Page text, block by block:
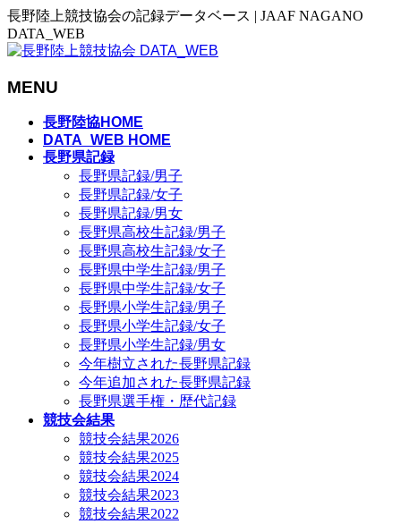
長野陸上競技協会の記録データベース | JAAF NAGANO
DATA_WEB
MENU
長野陸協HOME
DATA_WEB HOME
長野県記録
長野県記録/男子
長野県記録/女子
長野県記録/男女
長野県高校生記録/男子
長野県高校生記録/女子
長野県中学生記録/男子
長野県中学生記録/女子
長野県小学生記録/男子
長野県小学生記録/女子
長野県小学生記録/男女
今年樹立された長野県記録
今年追加された長野県記録
長野県選手権・歴代記録
競技会結果
競技会結果2026
競技会結果2025
競技会結果2024
競技会結果2023
競技会結果2022